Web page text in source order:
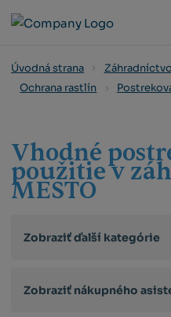
Úvodná strana
Ochrana rastlín
Vhodné
použitie v
MESTO
Zobraziť ďalší kategórie
Zobraziť nákupného